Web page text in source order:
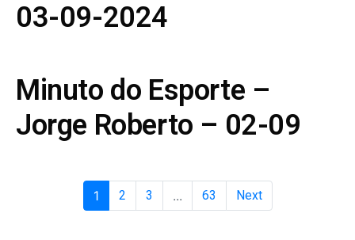
03-09-2024
Minuto do Esporte –
Jorge Roberto – 02-09
1 2 3 ... 63 Next